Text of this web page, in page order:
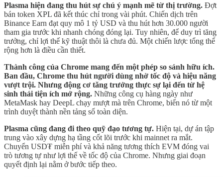
Plasma hiện đang thu hút sự chú ý mạnh mẽ từ thị trường. Đợt
bán token XPL đã kết thúc chỉ trong vài phút. Chiến dịch trên
Binance Earn đạt quy mô 1 tỷ USD và thu hút hơn 30.000 người
tham gia trước khi nhanh chóng đóng lại. Tuy nhiên, để duy trì tăng
trưởng, chỉ lợi thế kỹ thuật thôi là chưa đủ. Một chiến lược tổng thể
rộng hơn là điều cần thiết.
Thành công của Chrome mang đến một phép so sánh hữu ích.
Ban đầu, Chrome thu hút người dùng nhờ tốc độ và hiệu năng
vượt trội. Nhưng động cơ tăng trưởng thực sự lại đến từ hệ
sinh thái tiện ích mở rộng. Những công cụ hàng ngày như
MetaMask hay DeepL chạy mượt mà trên Chrome, biến nó từ một
trình duyệt thành nền tảng số toàn diện.
Plasma cũng đang đi theo quỹ đạo tương tự. Hiện tại, dự án tập
trung vào xây dựng hạ tầng cốt lõi trước khi mainnet ra mắt.
Chuyển USD₮ miễn phí và khả năng tương thích EVM đóng vai
trò tương tự như lợi thế về tốc độ của Chrome. Nhưng giai đoạn
quyết định lại nằm ở bước tiếp theo.